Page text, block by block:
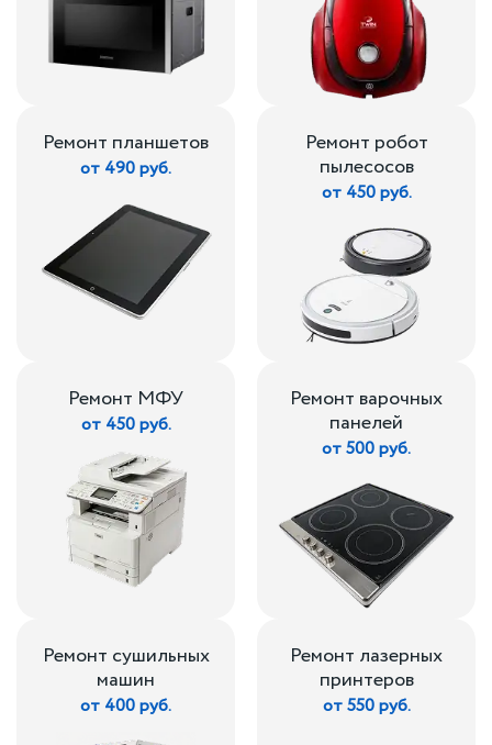
Ремонт планшетов
от 490 руб.
Ремонт робот
пылесосов
от 450 руб.
Ремонт МФУ
от 450 руб.
Ремонт варочных
панелей
от 500 руб.
Ремонт сушильных
машин
от 400 руб.
Ремонт лазерных
принтеров
от 550 руб.